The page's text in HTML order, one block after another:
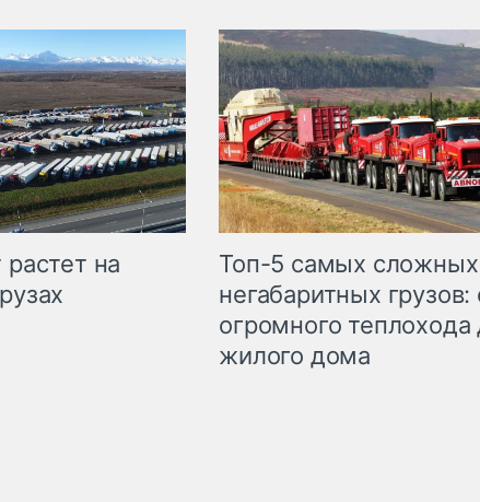
растет на
Топ-5 самых сложных
негабаритных грузов:
огромного теплохода
жилого дома